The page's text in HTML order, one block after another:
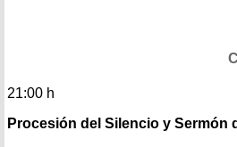
21:00 h
Procesión del Silencio y Sermón